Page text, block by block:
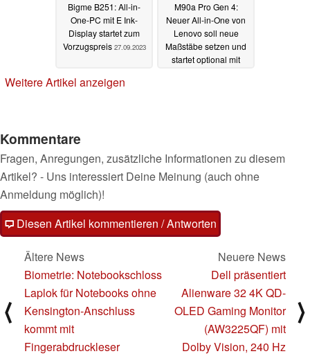
Bigme B251: All-in-
One-PC mit E Ink-
Display startet zum
Vorzugspreis 27.09.2023
M90a Pro Gen 4:
Neuer All-in-One von
Lenovo soll neue
Maßstäbe setzen und
startet optional mit
Weitere Artikel anzeigen
Kommentare
Fragen, Anregungen, zusätzliche Informationen zu diesem
Artikel? - Uns interessiert Deine Meinung (auch ohne
Anmeldung möglich)!
Diesen Artikel kommentieren / Antworten
⟨
Ältere News
Biometrie: Notebookschloss
Laplok für Notebooks ohne
Kensington-Anschluss
kommt mit
Fingerabdruckleser
Neuere News
Dell präsentiert
Alienware 32 4K QD-
OLED Gaming Monitor
(AW3225QF) mit
Dolby Vision, 240 Hz
⟩